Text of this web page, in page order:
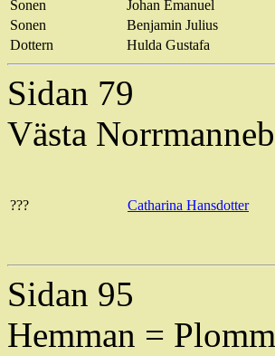
Sonen
Johan Emanuel
Sonen
Benjamin Julius
Dottern
Hulda Gustafa
Sidan 79
Västa
??? Catharina Hansdotter
Sidan 95
Hemman =